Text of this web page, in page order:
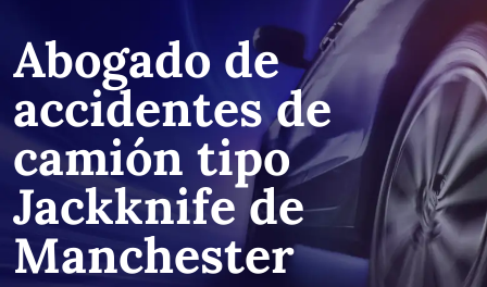
Abogado de
accidentes de
camión tipo
Jackknife de
Manchester